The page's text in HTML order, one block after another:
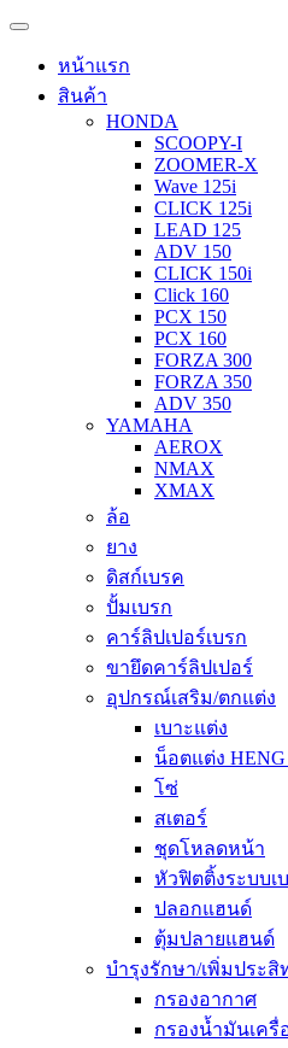
หน้าแรก
สินค้า
HONDA
SCOOPY-I
ZOOMER-X
Wave 125i
CLICK 125i
LEAD 125
ADV 150
CLICK 150i
Click 160
PCX 150
PCX 160
FORZA 300
FORZA 350
ADV 350
YAMAHA
AEROX
NMAX
XMAX
ล้อ
ยาง
ดิสก์เบรค
ปั้มเบรก
คาร์ลิปเปอร์เบรก
ขายึดคาร์ลิปเปอร์
อุปกรณ์เสริม/ตกแต่ง
เบาะแต่ง
น็อตแต่ง
โซ่
สเตอร์
ชุดโหลดหน้า
หัวฟิตติ้งระบบเ
ปลอกแฮนด์
ตุ้มปลายแฮนด์
บำรุงรักษา/เพิ่มประ
กรองอากาศ
กรองน้ำมันเครื่